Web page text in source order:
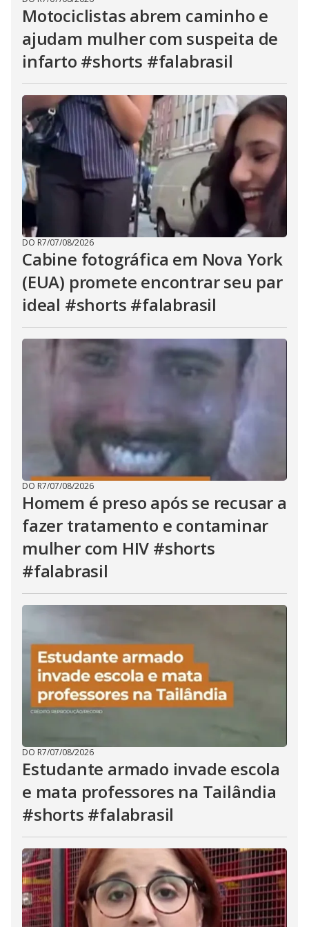
Motociclistas abrem caminho e
ajudam mulher com suspeita de
infarto #shorts #falabrasil
DO R7/07/08/2026
Cabine fotográfica em Nova York
(EUA) promete encontrar seu par
ideal #shorts #falabrasil
DO R7/07/08/2026
Homem é preso após se recusar a
fazer tratamento e contaminar
mulher com HIV #shorts
#falabrasil
DO R7/07/08/2026
Estudante armado invade escola
e mata professores na Tailândia
#shorts #falabrasil